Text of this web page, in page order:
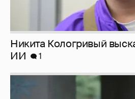
Никита Кологривый
ИИ
1